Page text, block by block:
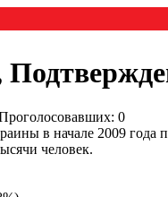
0
в начале 2009
человек.